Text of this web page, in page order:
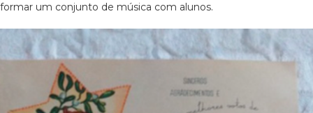
formar um conjunto de música com alunos.